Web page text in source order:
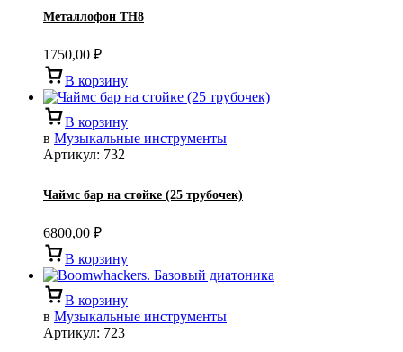
Металлофон TH8
1750,00 ₽
В корзину
В корзину
в Музыкальные инструменты
Артикул: 732
Чаймс бар на стойке (25 трубочек)
6800,00 ₽
В корзину
В корзину
в Музыкальные инструменты
Артикул: 723